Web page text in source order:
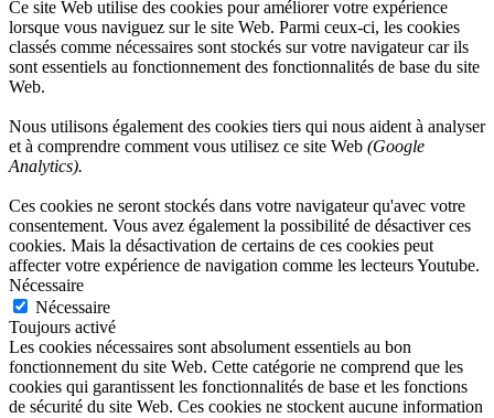
Ce site Web utilise des cookies pour améliorer votre expérience
lorsque vous naviguez sur le site Web. Parmi ceux-ci, les cookies
classés comme nécessaires sont stockés sur votre navigateur car ils
sont essentiels au fonctionnement des fonctionnalités de base du site
Web.
Nous utilisons également des cookies tiers qui nous aident à analyser
et à comprendre comment vous utilisez ce site Web (Google
Analytics).
Ces cookies ne seront stockés dans votre navigateur qu'avec votre
consentement. Vous avez également la possibilité de désactiver ces
cookies. Mais la désactivation de certains de ces cookies peut
affecter votre expérience de navigation comme les lecteurs Youtube.
Nécessaire
Nécessaire
Toujours activé
Les cookies nécessaires sont absolument essentiels au bon
fonctionnement du site Web. Cette catégorie ne comprend que les
cookies qui garantissent les fonctionnalités de base et les fonctions
de sécurité du site Web. Ces cookies ne stockent aucune information